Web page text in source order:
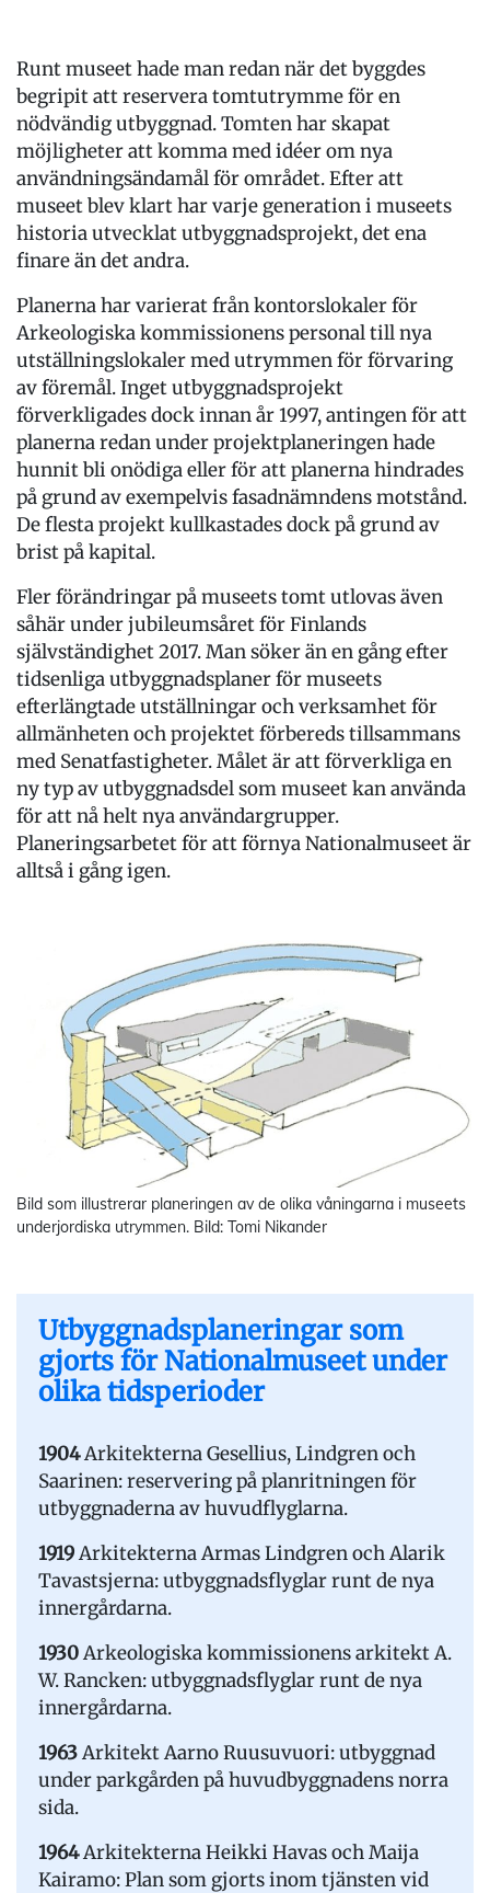
Runt museet hade man redan när det byggdes
begripit att reservera tomtutrymme för en
nödvändig utbyggnad. Tomten har skapat
möjligheter att komma med idéer om nya
användningsändamål för området. Efter att
museet blev klart har varje generation i museets
historia utvecklat utbyggnadsprojekt, det ena
finare än det andra.
Planerna har varierat från kontorslokaler för
Arkeologiska kommissionens personal till nya
utställningslokaler med utrymmen för förvaring
av föremål. Inget utbyggnadsprojekt
förverkligades dock innan år 1997, antingen för att
planerna redan under projektplaneringen hade
hunnit bli onödiga eller för att planerna hindrades
på grund av exempelvis fasadnämndens motstånd.
De flesta projekt kullkastades dock på grund av
brist på kapital.
Fler förändringar på museets tomt utlovas även
såhär under jubileumsåret för Finlands
självständighet 2017. Man söker än en gång efter
tidsenliga utbyggnadsplaner för museets
efterlängtade utställningar och verksamhet för
allmänheten och projektet förbereds tillsammans
med Senatfastigheter. Målet är att förverkliga en
ny typ av utbyggnadsdel som museet kan använda
för att nå helt nya användargrupper.
Planeringsarbetet för att förnya Nationalmuseet är
alltså i gång igen.
Bild som illustrerar planeringen av de olika våningarna i museets
underjordiska utrymmen. Bild: Tomi Nikander
Utbyggnadsplaneringar som
gjorts för Nationalmuseet under
olika tidsperioder
1904Arkitekterna Gesellius, Lindgren och
Saarinen: reservering på planritningen för
utbyggnaderna av huvudflyglarna.
1919Arkitekterna Armas Lindgren och Alarik
Tavastsjerna: utbyggnadsflyglar runt de nya
innergårdarna.
1930Arkeologiska kommissionens arkitekt A.
W. Rancken: utbyggnadsflyglar runt de nya
innergårdarna.
1963Arkitekt Aarno Ruusuvuori: utbyggnad
under parkgården på huvudbyggnadens norra
sida.
1964Arkitekterna Heikki Havas och Maija
Kairamo: Plan som gjorts inom tjänsten vid